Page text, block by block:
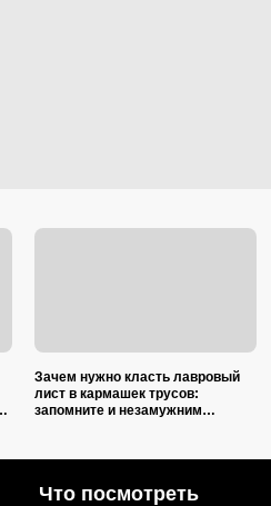
Зачем нужно класть лавровый
лист в кармашек трусов:
запомните и незамужним
Что посмотреть